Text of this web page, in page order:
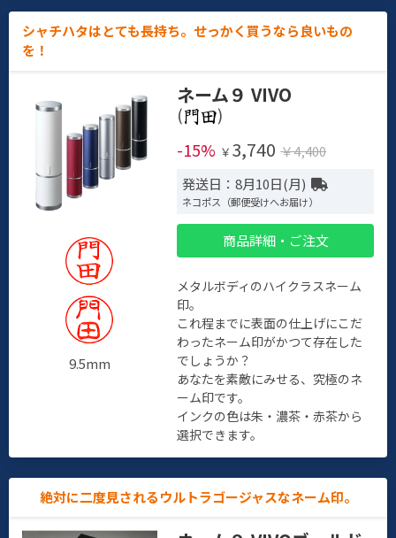
シャチハタはとても長持ち。せっかく買うなら良いもの
を！
9.5mm
ネーム９ VIVO
(
)
-15% ￥ 3,740 ￥4,400
発送日：8月10日(月)
ネコポス（郵便受けへお届け）
商品詳細・ご注文
メタルボディのハイクラスネーム
印。
これ程までに表面の仕上げにこだ
わったネーム印がかつて存在した
でしょうか？
あなたを素敵にみせる、究極のネ
ーム印です。
インクの色は朱・濃茶・赤茶から
選択できます。
絶対に二度見されるウルトラゴージャスなネーム印。